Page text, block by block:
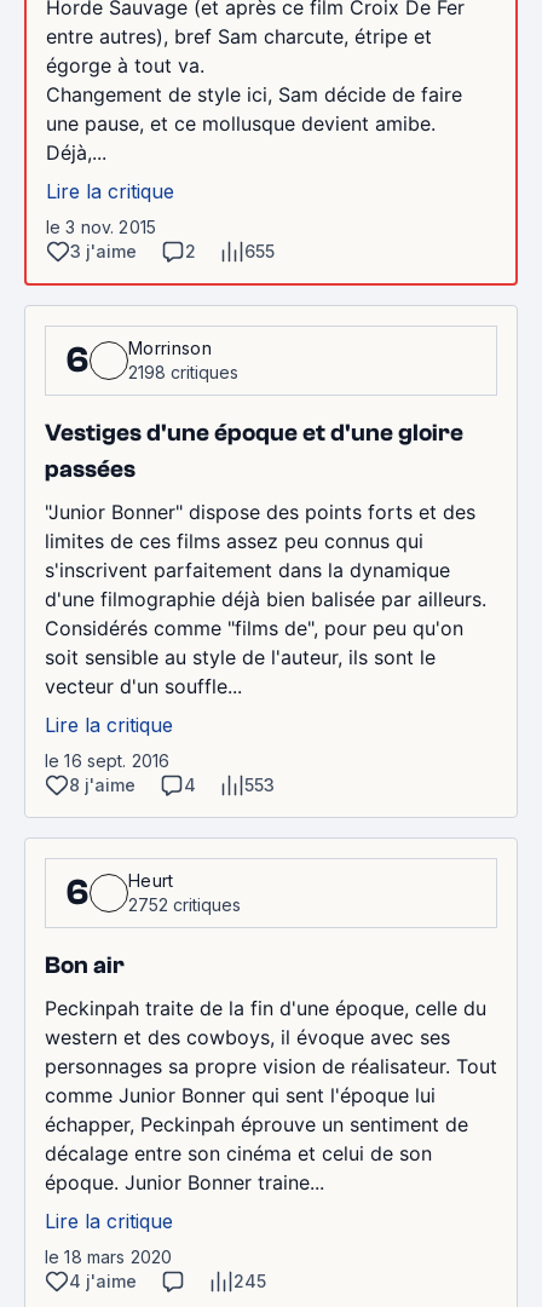
Horde Sauvage (et après ce film Croix De Fer
entre autres), bref Sam charcute, étripe et
égorge à tout va.
Changement de style ici, Sam décide de faire
une pause, et ce mollusque devient amibe.
Déjà,...
Lire la critique
le 3 nov. 2015
3 j'aime
2 655
6
Morrinson
2198 critiques
Vestiges d'une époque et d'une gloire
passées
"Junior Bonner" dispose des points forts et des
limites de ces films assez peu connus qui
s'inscrivent parfaitement dans la dynamique
d'une filmographie déjà bien balisée par ailleurs.
Considérés comme "films de", pour peu qu'on
soit sensible au style de l'auteur, ils sont le
vecteur d'un souffle...
Lire la critique
le 16 sept. 2016
8 j'aime
4 553
6
Heurt
2752 critiques
Bon air
Peckinpah traite de la fin d'une époque, celle du
western et des cowboys, il évoque avec ses
personnages sa propre vision de réalisateur. Tout
comme Junior Bonner qui sent l'époque lui
échapper, Peckinpah éprouve un sentiment de
décalage entre son cinéma et celui de son
époque. Junior Bonner traine...
Lire la critique
le 18 mars 2020
4 j'aime
245